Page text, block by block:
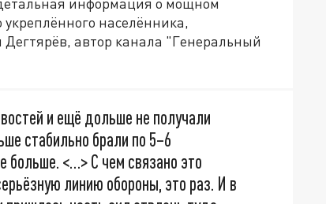
информация о мощном
населённика,
автор канала "Генеральный
и ещё дольше не получали
стабильно брали по 5–6
больше. <…> С чем связано это
линию обороны, это раз. И в